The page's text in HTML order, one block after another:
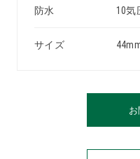
防水 10気
サイズ